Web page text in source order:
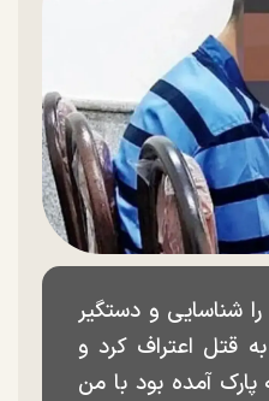
را شناسایی و دستگیر
قتل اعتراف کرد و
آمده بود با من